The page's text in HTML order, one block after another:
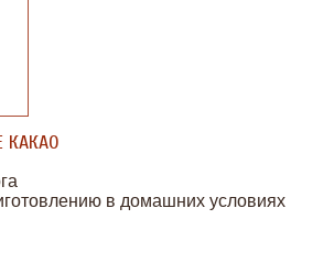
КАКАО
в домашних условиях